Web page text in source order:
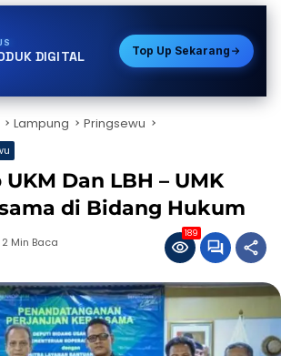
DIGITAL Top Up Sekarang
Lampung Pringsewu
Dan LBH – UMK
di Bidang Hukum
2 Min Baca
189